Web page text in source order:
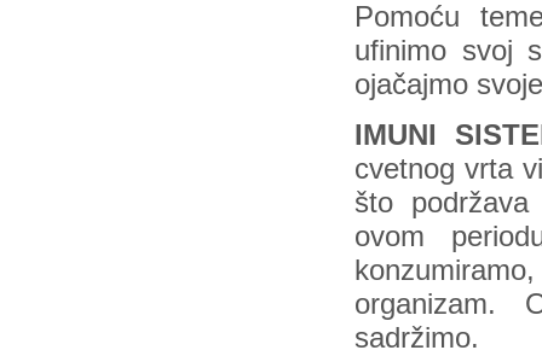
Pomoću
ufinimo svoj
ojačajmo
IMUNI
cvetnog vrta
što
ovom
organizam.
sadržimo.